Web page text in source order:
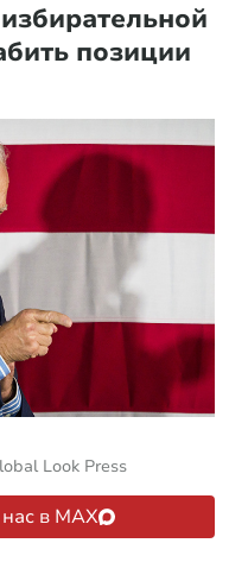
позиции
Look Press
в MAX